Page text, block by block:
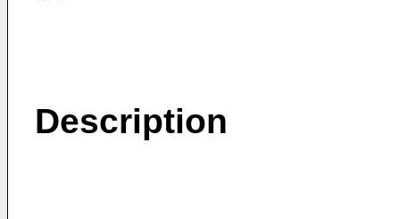
Description